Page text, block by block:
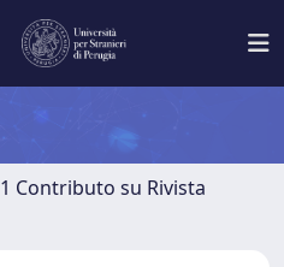
1 Contributo su Rivista